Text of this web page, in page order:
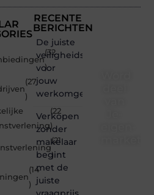
(32
)
(27
)
(22
)
(21
)
(14
)
RECENTE
BERICHTEN
De juiste
veiligheidsschoenen
voor
jouw
werkomgeving
Verkopen
zonder
makelaar
begint
met de
juiste